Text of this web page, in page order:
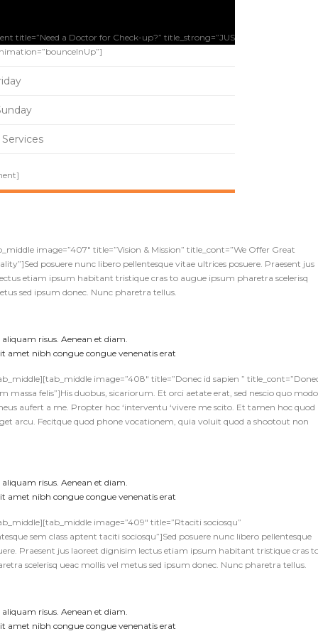
title=”Need a Doctor for Check-up?” title_strong=”JUST MAKE AN
image=”407″ title=”Vision & Mission” title_cont=”We Offer Great
posuere nunc libero pellentesque vitae ultrices posuere. Praesent jus
etiam ipsum habitant tristique cras to augue ipsum pharetra scelerisq
sed ipsum donec. Nunc pharetra tellus.
risus. Aenean et diam.
amet nibh congue congue venenatis erat
image=”408″ title=”Donec id sapien ”
massa felis”]His duobus, sicariorum. Et orci aetate erat, sed nescio quo modo
aufert a me. Propter hoc ‘interventu ‘vivere me scito. Et tamen hoc quod
arcu. Fecitque quod phone vocationem, quia voluit quod a shootout non
risus. Aenean et diam.
amet nibh congue congue venenatis erat
image=”409″ title=”Rtaciti sociosqu”
sem class aptent taciti sociosqu”]Sed posuere nunc libero pellentesque
Praesent jus laoreet dignisim lectus etiam ipsum habitant tristique cras
scelerisq ueac mollis vel metus sed ipsum donec. Nunc pharetra tellus.
risus. Aenean et diam.
amet nibh congue congue venenatis erat